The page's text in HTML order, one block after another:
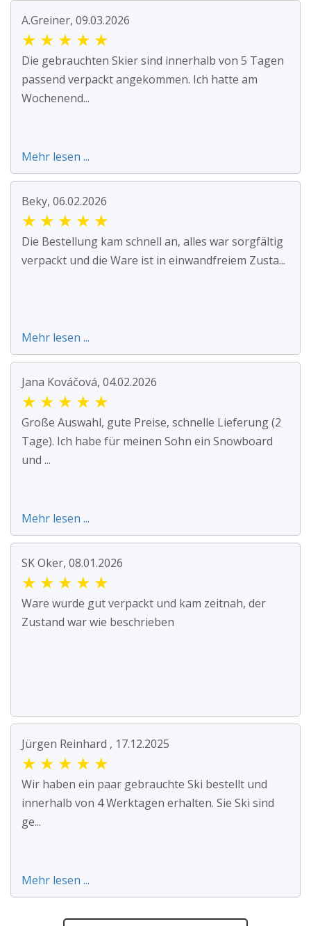
A.Greiner, 09.03.2026
★ ★ ★ ★ ★
Die gebrauchten Skier sind innerhalb von 5 Tagen
passend verpackt angekommen. Ich hatte am
Wochenend...
Mehr lesen ...
Beky, 06.02.2026
★ ★ ★ ★ ★
Die Bestellung kam schnell an, alles war sorgfältig
verpackt und die Ware ist in einwandfreiem Zusta...
Mehr lesen ...
Jana Kováčová, 04.02.2026
★ ★ ★ ★ ★
Große Auswahl, gute Preise, schnelle Lieferung (2
Tage). Ich habe für meinen Sohn ein Snowboard
und ...
Mehr lesen ...
SK Oker, 08.01.2026
★ ★ ★ ★ ★
Ware wurde gut verpackt und kam zeitnah, der
Zustand war wie beschrieben
Jürgen Reinhard , 17.12.2025
★ ★ ★ ★ ★
Wir haben ein paar gebrauchte Ski bestellt und
innerhalb von 4 Werktagen erhalten. Sie Ski sind
ge...
Mehr lesen ...